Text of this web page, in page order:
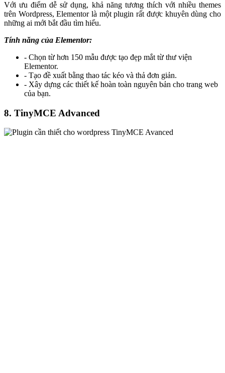
Với ưu điểm dễ sử dụng, khả năng tương thích với nhiều themes
trên Wordpress, Elementor là một plugin rất được khuyên dùng cho
những ai mới bắt đầu tìm hiểu.
Tính năng của Elementor:
- Chọn từ hơn 150 mẫu được tạo đẹp mắt từ thư viện
Elementor.
- Tạo đề xuất bằng thao tác kéo và thả đơn giản.
- Xây dựng các thiết kế hoàn toàn nguyên bản cho trang web
của bạn.
8. TinyMCE Advanced